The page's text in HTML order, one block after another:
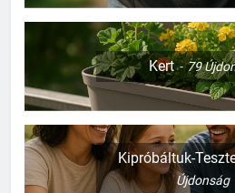
Kert 79
Kipróbáltuk-
Újdonság